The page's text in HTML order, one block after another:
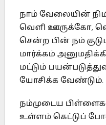
நாம் வேலையின்
வெளி ஊருக்கோ,
சென்ற பின் நம்
மார்க்கம்
மட்டும்
யோசிக்க வேண்டும்.
நம்முடைய
உள்ளம் கெட்டுப்